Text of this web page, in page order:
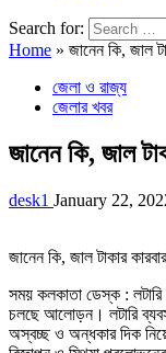
Search for:
Home » জানেন কি, জাল
জেলা ও রাজ্য
জেলার খবর
জানেন কি, জাল
desk1 January 22,
জানেন কি, জাল টাকার
সময় কলকাতা ডেস্ক : লটারি
চলছে আলোড়ন। লটারি
অস্বচ্ছ ও অন্ধকার দিক নিয়ে